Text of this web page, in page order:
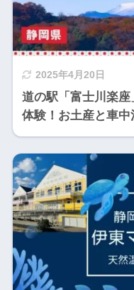
2025年4月20日
道の駅「富士川楽
体験！お土産と車中